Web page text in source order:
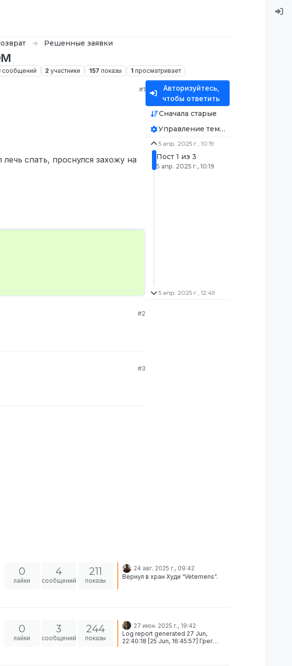
Решенные заявки
сообщений 2 участники 157 показы 1 просматривает
#1
спать, проснулся захожу на
#2
#3
Авторизуйтесь,
чтобы ответить
Сначала старые
Управление темой
5 апр. 2025 г., 10:19
Пост 1 из 3
5 апр. 2025 г., 10:19
5 апр. 2025 г., 12:49
0
лайки
4
сообщений
211
показы
24 авг. 2025 г., 09:42
Вернул в хран Худи “Vetemens”.
0
лайки
3
сообщений
244
показы
27 июн. 2025 г., 19:42
Log report generated 27 Jun,
22:40:18 [25 Jun, 16:45:57] Грег